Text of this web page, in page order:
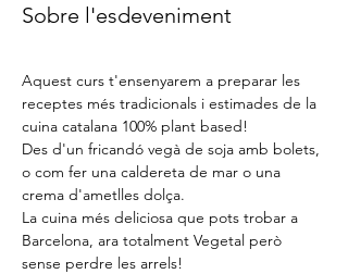
Sobre l'esdeveniment
Aquest curs t'ensenyarem a preparar les
receptes més tradicionals i estimades de la
cuina catalana 100% plant based!
Des d'un fricandó vegà de soja amb bolets,
o com fer una caldereta de mar o una
crema d'ametlles dolça.
La cuina més deliciosa que pots trobar a
Barcelona, ​​ara totalment Vegetal però
sense perdre les arrels!